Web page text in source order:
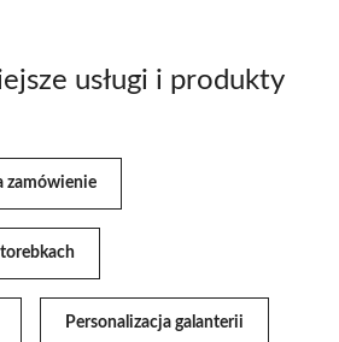
usługi i produkty
zamówienie
Personalizacja galanterii